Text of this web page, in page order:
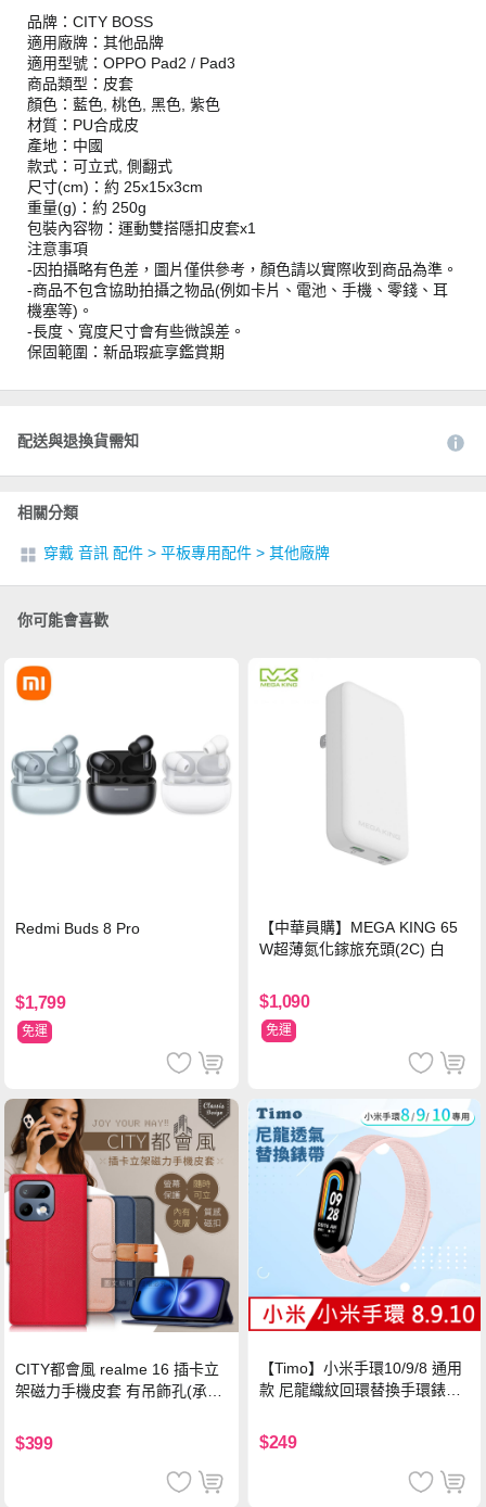
品牌：CITY BOSS
適用廠牌：其他品牌
適用型號：OPPO Pad2 / Pad3
商品類型：皮套
顏色：藍色, 桃色, 黑色, 紫色
材質：PU合成皮
產地：中國
款式：可立式, 側翻式
尺寸(cm)：約 25x15x3cm
重量(g)：約 250g
包裝內容物：運動雙搭隱扣皮套x1
注意事項
-因拍攝略有色差，圖片僅供參考，顏色請以實際收到商品為準。
-商品不包含協助拍攝之物品(例如卡片、電池、手機、零錢、耳
機塞等)。
-長度、寬度尺寸會有些微誤差。
保固範圍：新品瑕疵享鑑賞期
配送與退換貨需知
相關分類
穿戴 音訊 配件 > 平板專用配件 > 其他廠牌
你可能會喜歡
Redmi Buds 8 Pro
$1,799
免運
【中華員購】MEGA KING 65
W超薄氮化鎵旅充頭(2C) 白
$1,090
免運
CITY都會風 realme 16 插卡立
架磁力手機皮套 有吊飾孔(承諾
$399
【Timo】小米手環10/9/8 通用
款 尼龍織紋回環替換手環錶帶-
$249